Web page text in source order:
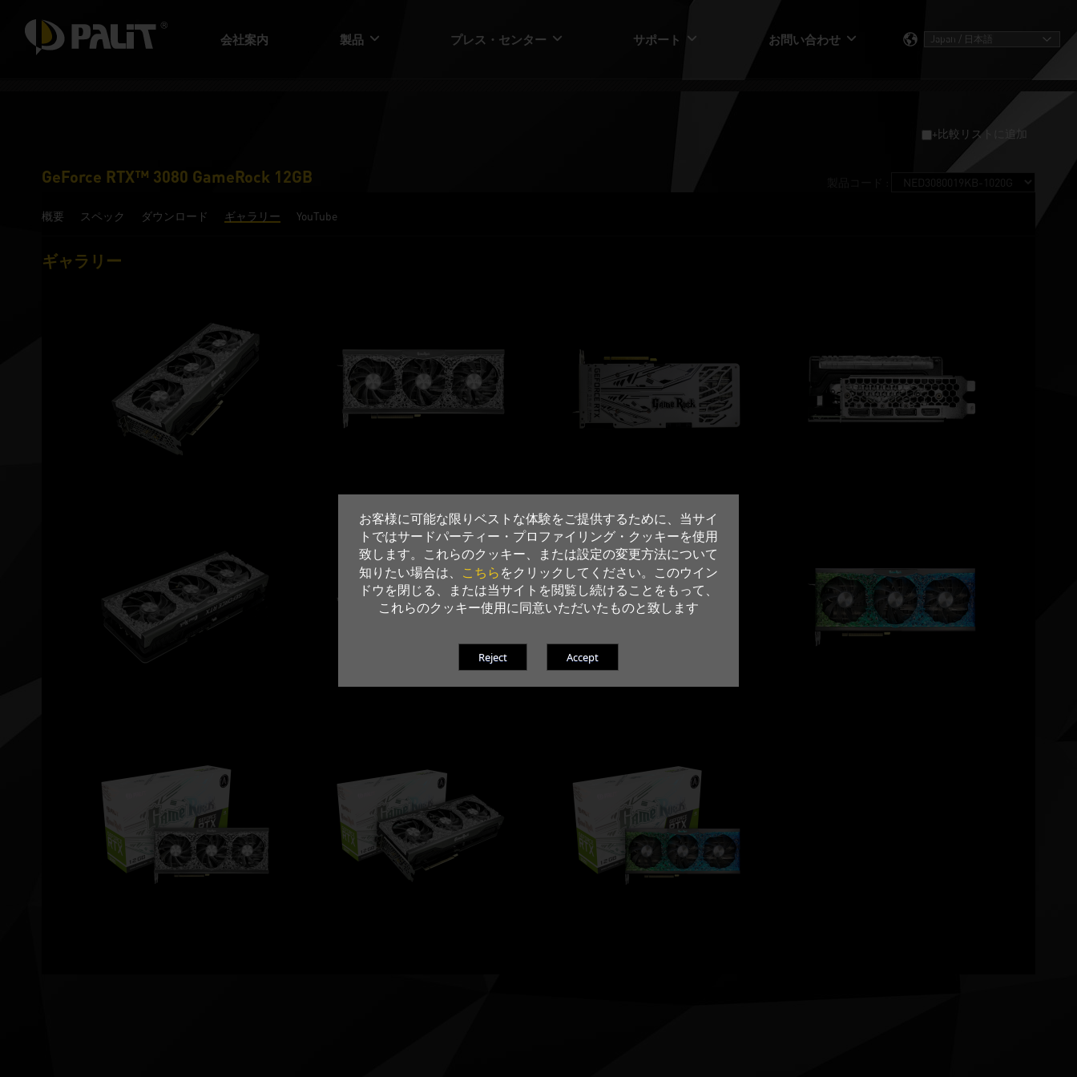
お客様に可能な限りベストな体験をご提供するために、当サイ
トではサードパーティー・プロファイリング・クッキーを使用
致します。これらのクッキー、または設定の変更方法について
知りたい場合は、
こちら をクリックしてください。このウイン
ドウを閉じる、または当サイトを閲覧し続けることをもって、
これらのクッキー使用に同意いただいたものと致します
会社案内 製品 プレス・センター サポート お問い合わせ
+比較リストに追加
GeForce RTX™ 3080 GameRock 12GB
概要 スペック ダウンロード ギャラリー YouTube
ギャラリー